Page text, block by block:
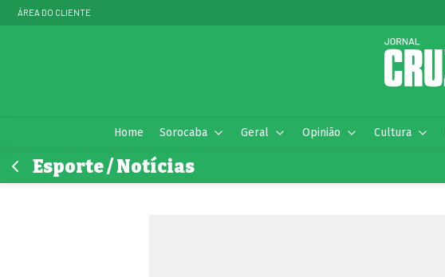
ÁREA DO CLIENTE
Home Sorocaba Geral Opinião Cultura
Esporte / Notícias